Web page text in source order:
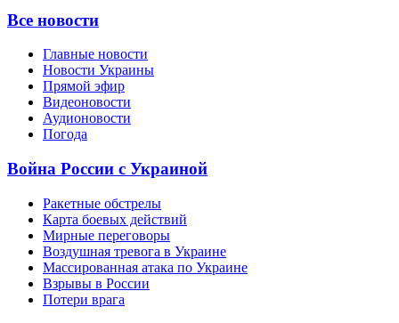
Все новости
Главные новости
Новости Украины
Прямой эфир
Видеоновости
Аудионовости
Погода
Война России с Украиной
Ракетные обстрелы
Карта боевых действий
Мирные переговоры
Воздушная тревога в Украине
Массированная атака по Украине
Взрывы в России
Потери врага